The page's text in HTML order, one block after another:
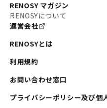
RENOSY マガジン
RENOSYについて
運営会社
RENOSYとは
利用規約
お問い合わせ窓口
プライバシーポリシー及び個